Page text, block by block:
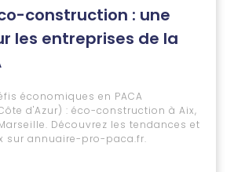
construction : une
les entreprises de la
économiques en PACA
d'Azur) : éco-construction à Aix,
Découvrez les tendances et
sur annuaire-pro-paca.fr.